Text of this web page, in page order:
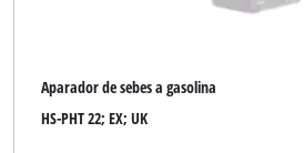
Aparador de sebes a gasolina
HS-PHT 22; EX; UK